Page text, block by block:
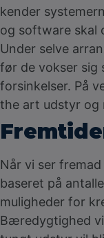
kender
og software skal
Under selve
før de vokser sig
forsinkelser. På
the art udstyr og
Når vi ser
baseret på
muligheder for
Bæredygtighed